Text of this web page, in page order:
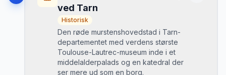
Mikkels tip
sommeren). Undgå bilen i selve den
gamle by.
Grande Cascade de Gavarnie (422 m —
Skovvejen gennem Forêt de Barrada
Bedste tidspunkt
ved Tarn
Historisk
Den røde murstenshovedstad i Tarn-
departementet med verdens største
Toulouse-Lautrec-museum inde i et
middelalderpalads og en katedral der
ser mere ud som en borg.